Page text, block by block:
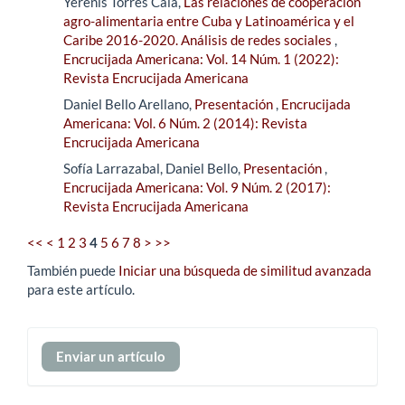
agro-alimentaria entre Cuba y Latinoamérica y el
Caribe 2016-2020. Análisis de redes sociales ,
Encrucijada Americana: Vol. 14 Núm. 1 (2022):
Revista Encrucijada Americana
Daniel Bello Arellano, Presentación, Encrucijada
Americana: Vol. 6 Núm. 2 (2014): Revista
Encrucijada Americana
Sofía Larrazabal, Daniel Bello, Presentación,
Encrucijada Americana: Vol. 9 Núm. 2 (2017):
Revista Encrucijada Americana
<< < 1 2 3 4 5 6 78 > >>
También puede Iniciar una búsqueda de similitud avanzada
para este artículo.
Enviar
un
Enviar un artículo